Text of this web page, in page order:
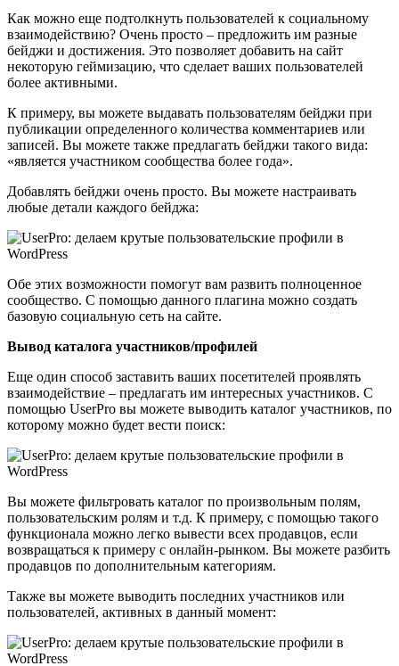
Как можно еще подтолкнуть пользователей к социальному
взаимодействию? Очень просто – предложить им разные
бейджи и достижения. Это позволяет добавить на сайт
некоторую геймизацию, что сделает ваших пользователей
более активными.
К примеру, вы можете выдавать пользователям бейджи при
публикации определенного количества комментариев или
записей. Вы можете также предлагать бейджи такого вида:
«является участником сообщества более года».
Добавлять бейджи очень просто. Вы можете настраивать
любые детали каждого бейджа:
Обе этих возможности помогут вам развить полноценное
сообщество. С помощью данного плагина можно создать
базовую социальную сеть на сайте.
Вывод каталога участников/профилей
Еще один способ заставить ваших посетителей проявлять
взаимодействие – предлагать им интересных участников. С
помощью UserPro вы можете выводить каталог участников, по
которому можно будет вести поиск:
Вы можете фильтровать каталог по произвольным полям,
пользовательским ролям и т.д. К примеру, с помощью такого
функционала можно легко вывести всех продавцов, если
возвращаться к примеру с онлайн-рынком. Вы можете разбить
продавцов по дополнительным категориям.
Также вы можете выводить последних участников или
пользователей, активных в данный момент: